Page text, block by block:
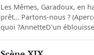
Les Mêmes, Garadoux, en
prêt… Partons-nous ?
quoi ?AnnetteD'un